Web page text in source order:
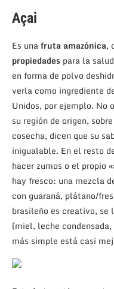
Açai
Es unafruta amazónica,
propiedades para la
en forma de polvo
verla como ingrediente
Unidos, por ejemplo. No
su región de origen,
cosecha, dicen que su
inigualable. En el resto
hacer zumos o el propio
hay fresco: una mezcla
con guaraná, plátano/
brasileño es creativo, se
(miel, leche
más simple está casi